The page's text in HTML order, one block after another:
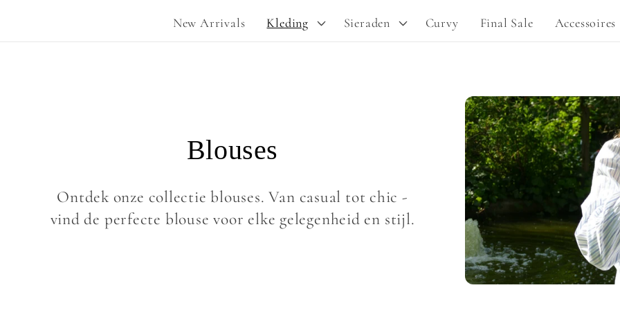
New Arrivals Kleding Sieraden Curvy Final Sale Accessoires
C
o
l
Blouses
Ontdek onze collectie blouses. Van casual tot chic -
vind de perfecte blouse voor elke gelegenheid en stijl.